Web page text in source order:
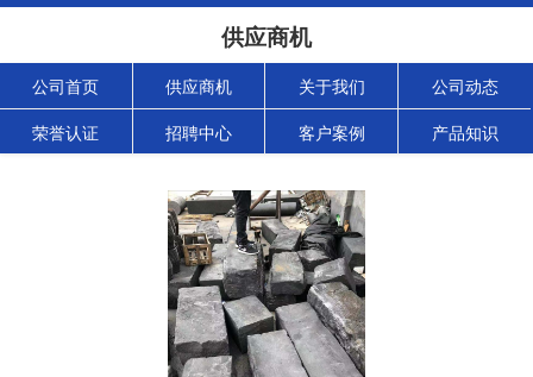
供应商机
公司首页 供应商机 关于我们 公司动态
荣誉认证 招聘中心 客户案例 产品知识